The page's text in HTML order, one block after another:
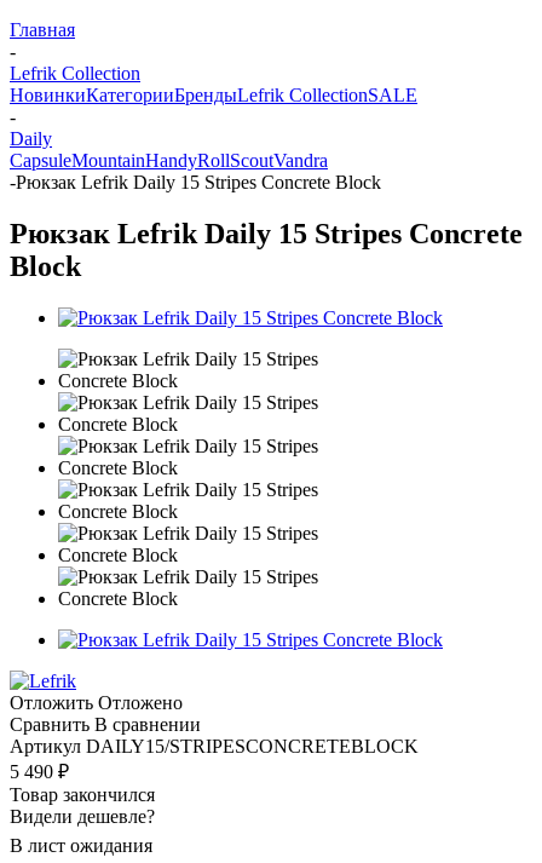
Главная
-
Lefrik Collection
НовинкиКатегорииБрендыLefrik CollectionSALE
-
Daily
CapsuleMountainHandyRollScoutVandra
-Рюкзак Lefrik Daily 15 Stripes Concrete Block
Рюкзак Lefrik Daily 15 Stripes Concrete
Block
Отложить Отложено
Сравнить В сравнении
Артикул DAILY15/STRIPESCONCRETEBLOCK
5 490 ₽
Товар закончился
Видели дешевле?
В лист ожидания